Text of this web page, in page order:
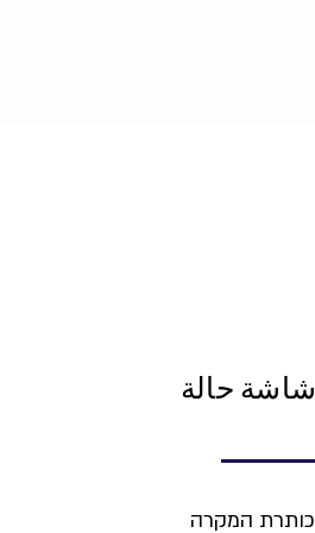
شاشة حالة
כותרת המקרה